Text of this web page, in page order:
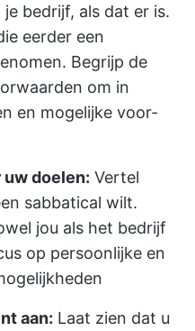
bedrijf, als dat er is.
eerder een
Begrijp de
om in
en mogelijke voor-
doelen: Vertel
sabbatical wilt.
jou als het bedrijf
op persoonlijke en
aan: Laat zien dat u